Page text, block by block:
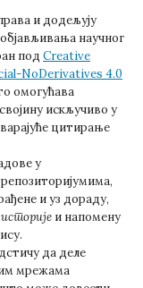
и додељују
научног
под Creative
NoDerivatives 4.0
омогућава
искључиво у
цитирање
у
и уз дораду,
и напомену
да деле
мрежама